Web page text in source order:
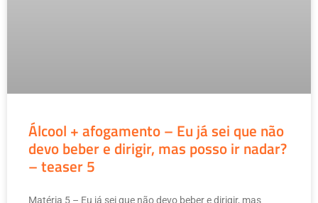
Álcool + afogamento – Eu já sei que não
devo beber e dirigir, mas posso ir nadar?
– teaser 5
Matéria 5 – Eu já sei que não devo beber e dirigir, mas